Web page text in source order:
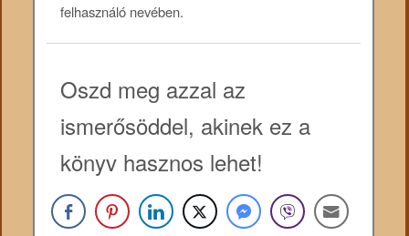
felhasználó nevében.
Oszd meg azzal az
ismerősöddel, akinek ez a
könyv hasznos lehet!